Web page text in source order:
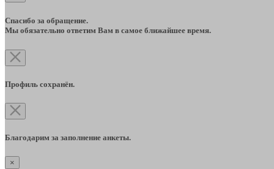
Спасибо за обращение.
Мы обязательно ответим Вам в самое ближайшее время.
Профиль сохранён.
Благодарим за заполнение анкеты.
×